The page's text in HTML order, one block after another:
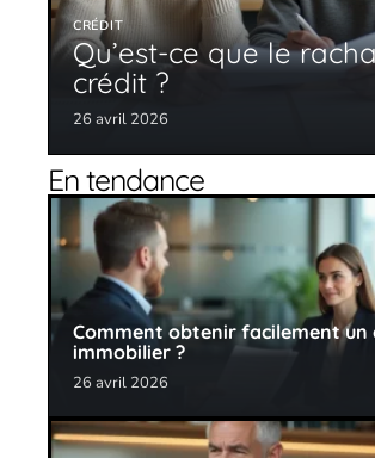
CRÉDIT
Qu’est-ce que le
crédit ?
26 avril 2026
En tendance
Comment obtenir facilement un
immobilier ?
26 avril 2026